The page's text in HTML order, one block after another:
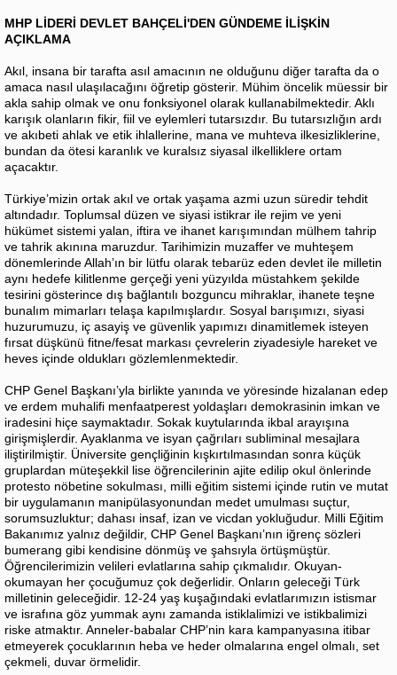
MHP LİDERİ DEVLET BAHÇELİ'DEN GÜNDEME İLİŞKİN
AÇIKLAMA
Akıl, insana bir tarafta asıl amacının ne olduğunu diğer tarafta da o
amaca nasıl ulaşılacağını öğretip gösterir. Mühim öncelik müessir bir
akla sahip olmak ve onu fonksiyonel olarak kullanabilmektedir. Aklı
karışık olanların fikir, fiil ve eylemleri tutarsızdır. Bu tutarsızlığın ardı
ve akıbeti ahlak ve etik ihlallerine, mana ve muhteva ilkesizliklerine,
bundan da ötesi karanlık ve kuralsız siyasal ilkelliklere ortam
açacaktır.
Türkiye’mizin ortak akıl ve ortak yaşama azmi uzun süredir tehdit
altındadır. Toplumsal düzen ve siyasi istikrar ile rejim ve yeni
hükümet sistemi yalan, iftira ve ihanet karışımından mülhem tahrip
ve tahrik akınına maruzdur. Tarihimizin muzaffer ve muhteşem
dönemlerinde Allah’ın bir lütfu olarak tebarüz eden devlet ile milletin
aynı hedefe kilitlenme gerçeği yeni yüzyılda müstahkem şekilde
tesirini gösterince dış bağlantılı bozguncu mihraklar, ihanete teşne
bunalım mimarları telaşa kapılmışlardır. Sosyal barışımızı, siyasi
huzurumuzu, iç asayiş ve güvenlik yapımızı dinamitlemek isteyen
fırsat düşkünü fitne/fesat markası çevrelerin ziyadesiyle hareket ve
heves içinde oldukları gözlemlenmektedir.
CHP Genel Başkanı’yla birlikte yanında ve yöresinde hizalanan edep
ve erdem muhalifi menfaatperest yoldaşları demokrasinin imkan ve
iradesini hiçe saymaktadır. Sokak kuytularında ikbal arayışına
girişmişlerdir. Ayaklanma ve isyan çağrıları subliminal mesajlara
iliştirilmiştir. Üniversite gençliğinin kışkırtılmasından sonra küçük
gruplardan müteşekkil lise öğrencilerinin ajite edilip okul önlerinde
protesto nöbetine sokulması, milli eğitim sistemi içinde rutin ve mutat
bir uygulamanın manipülasyonundan medet umulması suçtur,
sorumsuzluktur; dahası insaf, izan ve vicdan yokluğudur. Milli Eğitim
Bakanımız yalnız değildir, CHP Genel Başkanı’nın iğrenç sözleri
bumerang gibi kendisine dönmüş ve şahsıyla örtüşmüştür.
Öğrencilerimizin velileri evlatlarına sahip çıkmalıdır. Okuyan-
okumayan her çocuğumuz çok değerlidir. Onların geleceği Türk
milletinin geleceğidir. 12-24 yaş kuşağındaki evlatlarımızın istismar
ve israfına göz yummak aynı zamanda istiklalimizi ve istikbalimizi
riske atmaktır. Anneler-babalar CHP’nin kara kampanyasına itibar
etmeyerek çocuklarının heba ve heder olmalarına engel olmalı, set
çekmeli, duvar örmelidir.